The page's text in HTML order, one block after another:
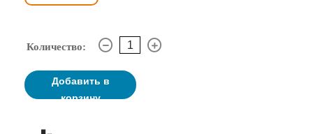
Количество:
Добавить в
корзину